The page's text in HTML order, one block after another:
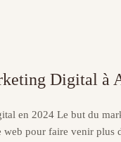
Digital à
en 2024 Le but du
pour faire venir plus